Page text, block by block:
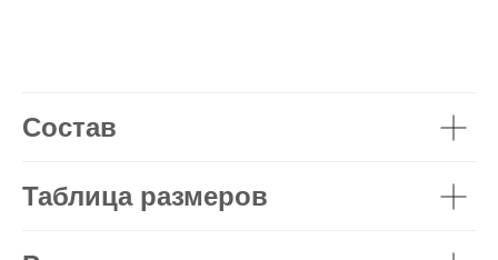
Состав
Таблица размеров